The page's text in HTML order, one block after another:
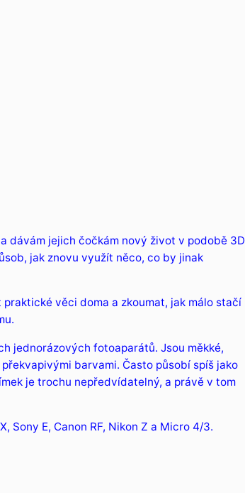
dávám jejich čočkám nový život v podobě 3D
jak znovu využít něco, co by jinak
věci doma a zkoumat, jak málo stačí
jednorázových fotoaparátů. Jsou měkké,
barvami. Často působí spíš jako
je trochu nepředvídatelný, a právě v tom
Sony E, Canon RF, Nikon Z a Micro 4/3.